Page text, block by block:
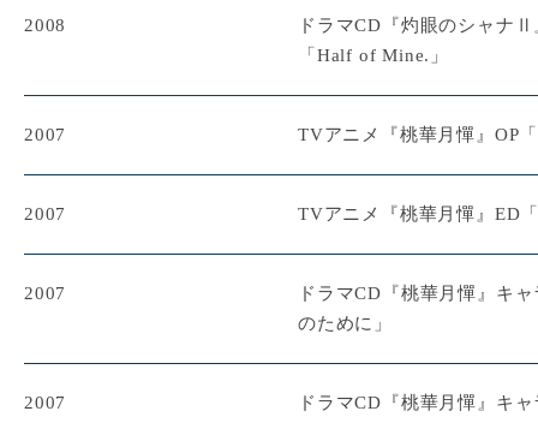
2008
ドラマCD『灼眼のシャナ
「Half of Mine.」
2007 TVアニメ『桃華月憚』OP
2007 TVアニメ『桃華月憚』ED
2007
ドラマCD『桃華月憚』キ
のために」
2007 ドラマCD『桃華月憚』キ